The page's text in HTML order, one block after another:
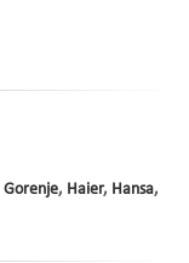
Gorenje, Haier, Hansa,